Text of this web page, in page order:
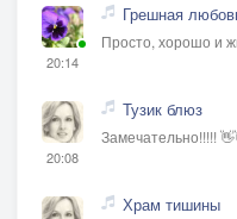
20:14
Грешная
Просто, хорошо и
20:08
Тузик блюз
Замечательно!!!!!
Храм тишины